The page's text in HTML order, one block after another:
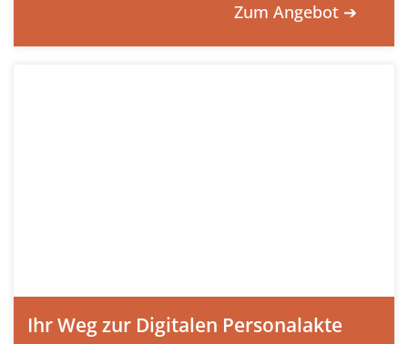
Zum Angebot ➔
Ihr Weg zur Digitalen Personalakte